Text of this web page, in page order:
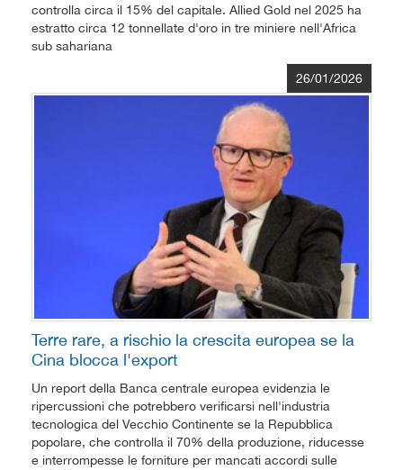
controlla circa il 15% del capitale. Allied Gold nel 2025 ha
estratto circa 12 tonnellate d'oro in tre miniere nell'Africa
sub sahariana
26/01/2026
Terre rare, a rischio la crescita europea se la
Cina blocca l'export
Un report della Banca centrale europea evidenzia le
ripercussioni che potrebbero verificarsi nell'industria
tecnologica del Vecchio Continente se la Repubblica
popolare, che controlla il 70% della produzione, riducesse
e interrompesse le forniture per mancati accordi sulle